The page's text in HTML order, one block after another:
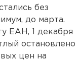
без
до марта.
ЕАН, 1 декабря
остановлено
цен на